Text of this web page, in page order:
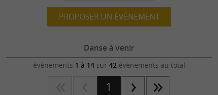
PROPOSER UN ÉVÈNEMENT
Danse à venir
évènements 1 à 14sur 42évènements au total
1